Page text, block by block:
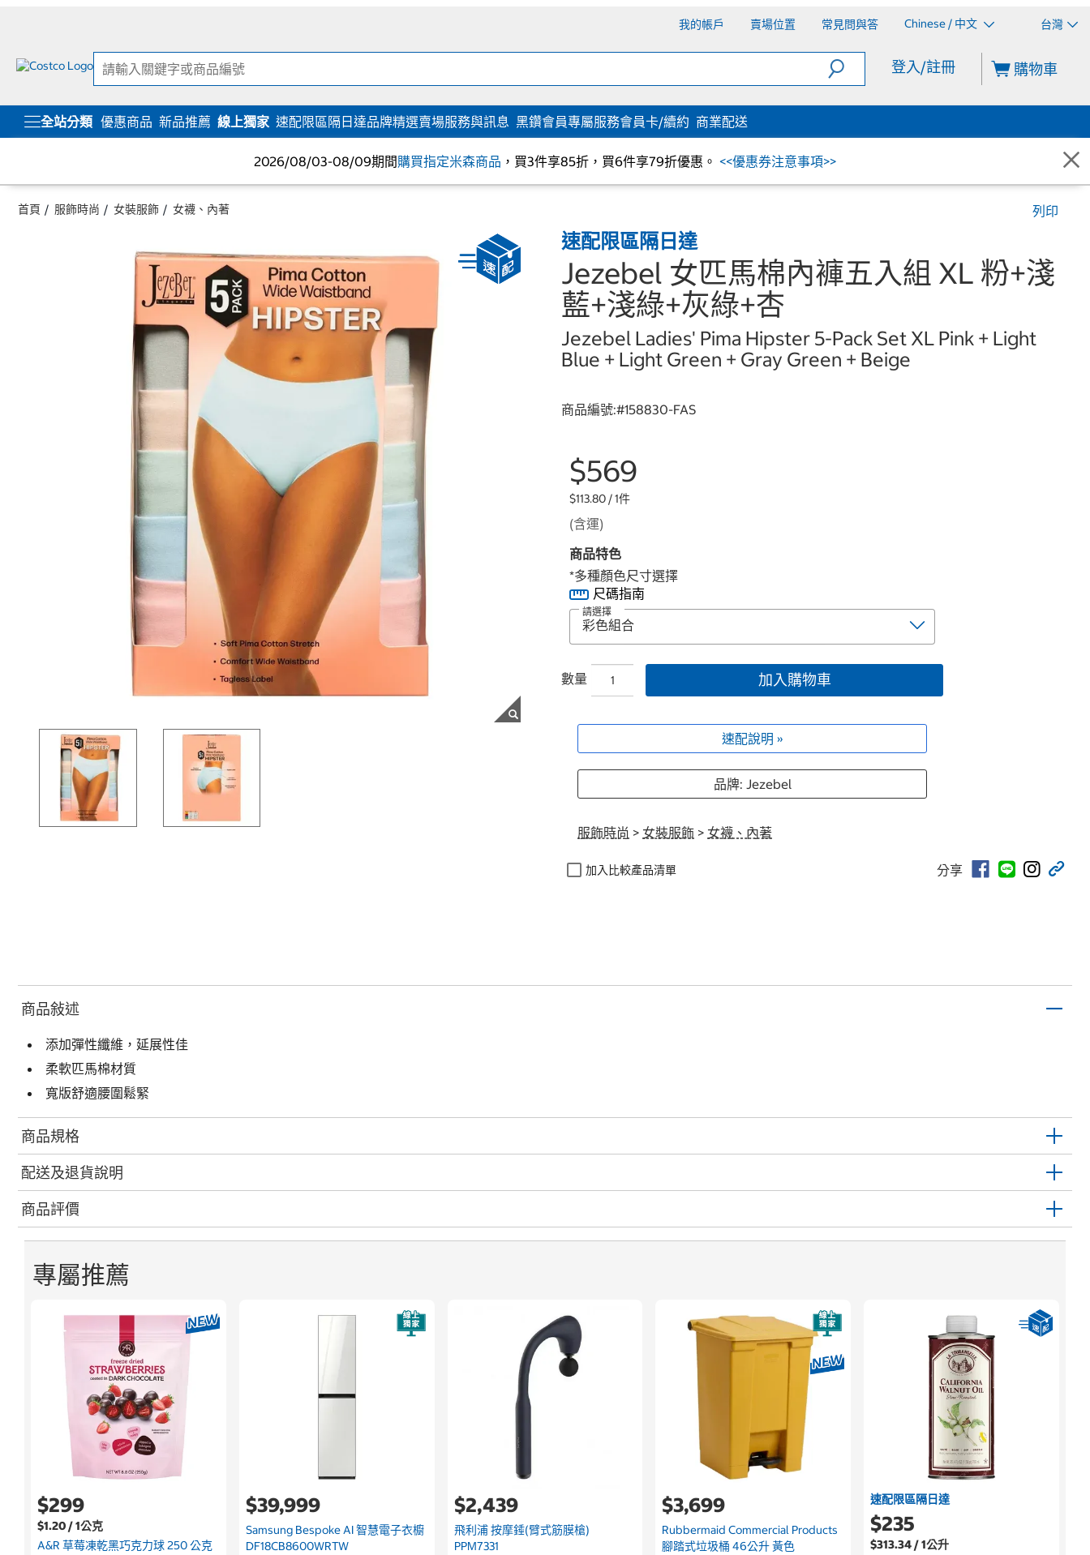
我的帳戶 賣場位置 常見問與答 Chinese / 中文 台灣
登入/註冊 購物車
全站分類 優惠商品 新品推薦 線上獨家 速配限區隔日達品牌精選賣場服務與訊息 黑鑽會員專屬服務會員卡/續約 商業配送
2026/08/03-08/09期間購買指定米森商品 ，買3件享85折，買6件享79折優惠。 <<優惠券注意事項>>
首頁 服飾時尚 女裝服飾 女襪、內著 列印
速配限區隔日達
Jezebel 女匹馬棉內褲五入組 XL 粉+淺
藍+淺綠+灰綠+杏
Jezebel Ladies' Pima Hipster 5-Pack Set XL Pink + Light
Blue + Light Green + Gray Green + Beige
商品編號:#158830-FAS
$569
$113.80 / 1件
(含運)
商品特色
*多種顏色尺寸選擇
尺碼指南
請選擇
數量 加入購物車
速配說明 »
品牌: Jezebel
服飾時尚 > 女裝服飾 > 女襪、內著
加入比較產品清單 分享
商品敍述
添加彈性纖維，延展性佳
柔軟匹馬棉材質
寬版舒適腰圍鬆緊
商品規格
配送及退貨說明
商品評價
專屬推薦
$299
$1.20 / 1公克
A&R 草莓凍乾黑巧克力球 250 公克
$39,999
Samsung Bespoke AI 智慧電子衣櫥
DF18CB8600WRTW
$2,439
飛利浦 按摩錘(臂式筋膜槍)
PPM7331
$3,699
Rubbermaid Commercial Products
腳踏式垃圾桶 46公升 黃色
速配限區隔日達
$235
$313.34 / 1公升